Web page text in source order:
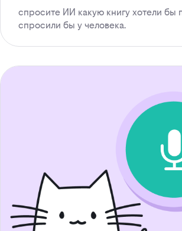
спросите ИИ какую книгу хотели бы
спросили бы у человека.